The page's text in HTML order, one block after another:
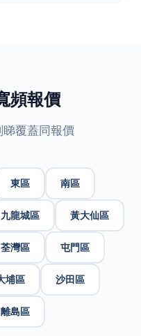
頻報價
覆蓋同報價
東區 南區
九龍城區 黃大仙區
荃灣區 屯門區
埔區 沙田區
離島區